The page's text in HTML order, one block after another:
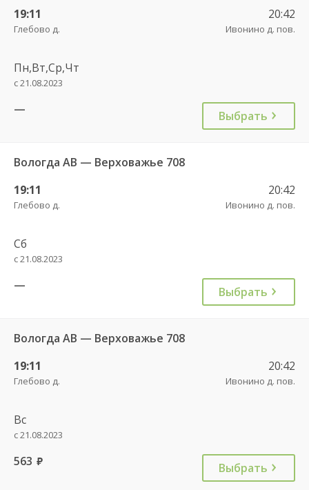
19:11
Глебово д.
20:42
Ивонино д. пов.
Пн,Вт,Ср,Чт
с 21.08.2023
— Выбрать
Вологда АВ — Верховажье 708
19:11
Глебово д.
20:42
Ивонино д. пов.
Сб
с 21.08.2023
— Выбрать
Вологда АВ — Верховажье 708
19:11
Глебово д.
20:42
Ивонино д. пов.
Вс
с 21.08.2023
563 руб. Выбрать